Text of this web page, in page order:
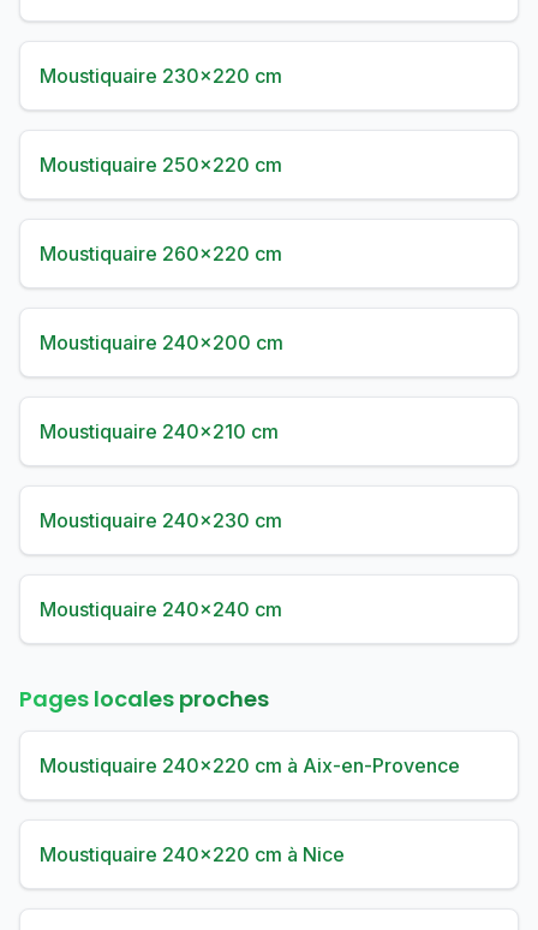
Moustiquaire 230×220 cm
Moustiquaire 250×220 cm
Moustiquaire 260×220 cm
Moustiquaire 240×200 cm
Moustiquaire 240×210 cm
Moustiquaire 240×230 cm
Moustiquaire 240×240 cm
Pages locales proches
Moustiquaire 240×220 cm à Aix-en-Provence
Moustiquaire 240×220 cm à Nice